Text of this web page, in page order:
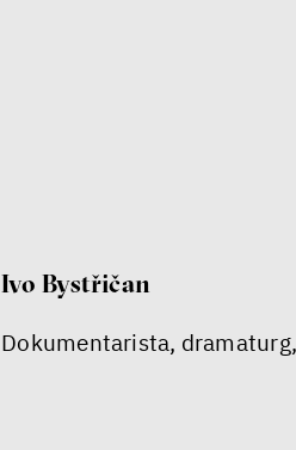
Ivo Bystřičan
Dokumentarista,